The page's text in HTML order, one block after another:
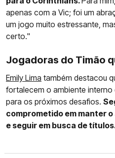
apenas com a Vic; foi um
um jogo muito estressante,
certo."
Jogadoras do Timão
Emily Lima também destacou
fortalecem o ambiente
para os próximos desafios.
comprometido em manter
e seguir em busca de